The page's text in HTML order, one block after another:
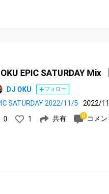
EPIC SATURDAY Mix
DJ OKU フォロー
SATURDAY 2022/11/5 2022/
0
1 共有 0 コメン